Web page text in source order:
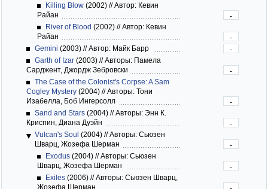
Killing Blow (2002) //Автор: Кевин
Райан
-
River of Blood (2002) //Автор: Кевин
Райан
-
Gemini (2003) //Автор: Майк Барр
-
Garth of Izar (2003) //Авторы: Памела
Сарджент, Джордж Зебровски
-
The Case of the Colonist's Corpse: A Sam
Cogley Mystery (2004) //Авторы: Тони
Изабелла, Боб Ингерсолл
-
Sand and Stars (2004) //Авторы: Энн К.
Криспин, Диана Дуэйн
-
Vulcan's Soul (2004) //Авторы: Сьюзен
Шварц, Жозефа Шерман
-
Exodus (2004) //Авторы: Сьюзен
Шварц, Жозефа Шерман
-
Exiles (2006) //Авторы: Сьюзен Шварц,
Жозефа Шерман